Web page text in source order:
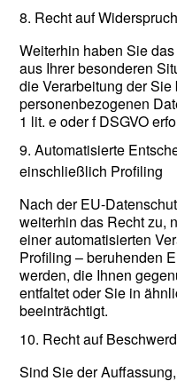
8. Recht auf Widerspruch
Weiterhin haben Sie
aus Ihrer besonderen
die Verarbeitung der Sie
personenbezogenen
1 lit. e oder f DSGVO
9. Automatisierte
einschließlich Profiling
Nach der EU-
weiterhin das Recht zu,
einer automatisierten
Profiling – beruhenden
werden, die Ihnen
entfaltet oder Sie in
beeinträchtigt.
10. Recht auf
Sind Sie der